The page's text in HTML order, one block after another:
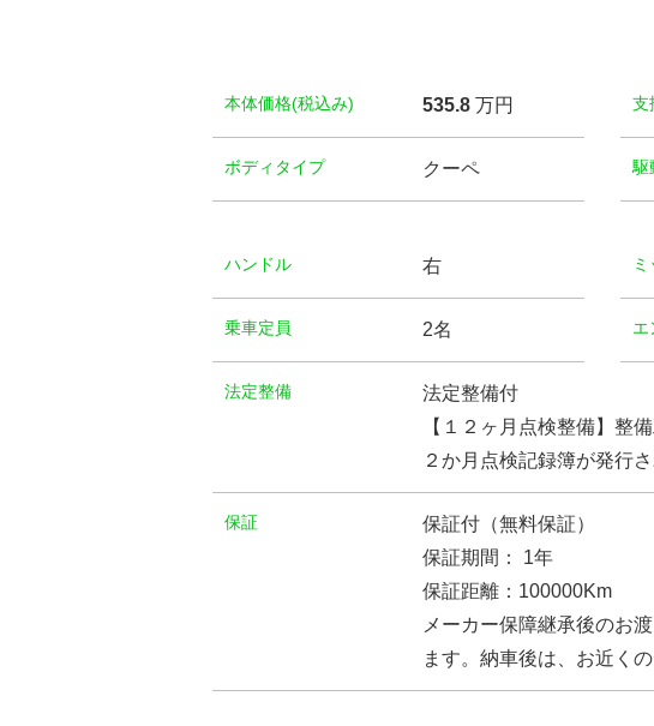
本体価格(税込み) 535.8 万円 支
ボディタイプ クーペ 駆
ハンドル 右
乗車定員 2名 エ
法定整備
法定整備付
【１２ヶ月点検整備】整
２か月点検記録簿が発行さ
保証
保証付（無料保証）
保証期間： 1年
保証距離：100000Km
メーカー保障継承後のお
ます。納車後は、お近く